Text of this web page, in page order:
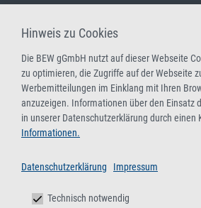
Hinweis zu Cookies
Die BEW gGmbH nutzt auf dieser Webseite
zu optimieren, die Zugriffe auf der Webseite
Werbemitteilungen im Einklang mit Ihren
anzuzeigen. Informationen über den Einsatz
in unserer Datenschutzerklärung durch einen
Informationen.
Datenschutzerklärung Impressum
Technisch notwendig